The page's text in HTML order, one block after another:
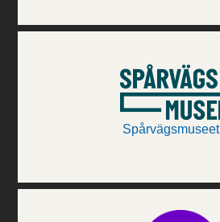
Spårvägsmuseet